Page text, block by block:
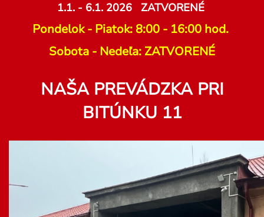
1.1. - 6.1. 2026 ZATVORENÉ
Pondelok - Piatok: 8:00 - 16:00 hod.
Sobota - Nedeľa: ZATVORENÉ
NAŠA PREVÁDZKA PRI
BITÚNKU 11